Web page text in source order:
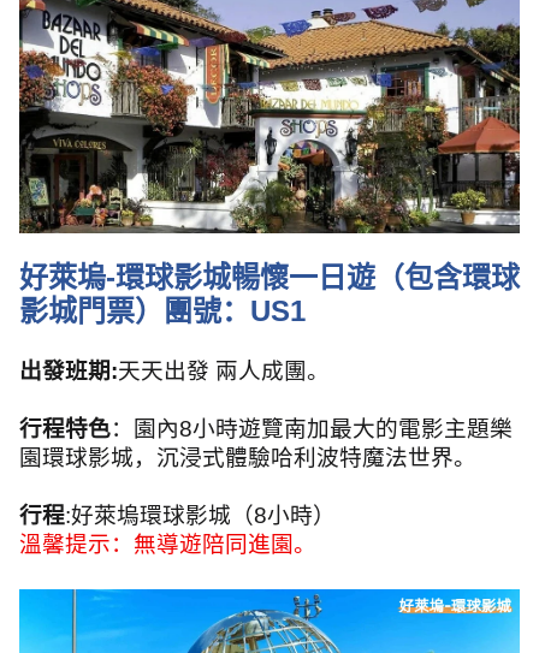
好萊塢-環球影城暢懷一日遊（包含環球
影城門票）團號： US1
出發班期:天天出發 兩人成團。
行程特色：園內8小時遊覽南加最大的電影主題樂
園環球影城，沉浸式體驗哈利波特魔法世界。
行程:好萊塢環球影城（8小時）
溫馨提示：無導遊陪同進園。